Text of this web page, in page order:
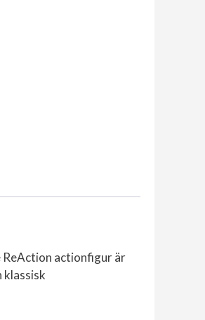
ReAction actionfigur är
klassisk